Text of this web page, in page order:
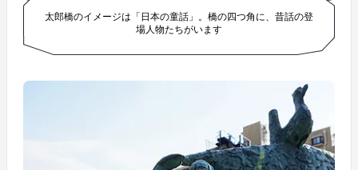
太郎橋のイメージは「日本の童話」。橋の四つ角に、昔話の登
場人物たちがいます